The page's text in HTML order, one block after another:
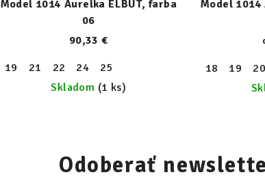
26 27 28 29
30
Model 1014 Aurelka ELBUT, farba
06
90,33 €
19
21 22 24
25
Skladom (1 ks)
Model 1014
18 19 20
Odoberať